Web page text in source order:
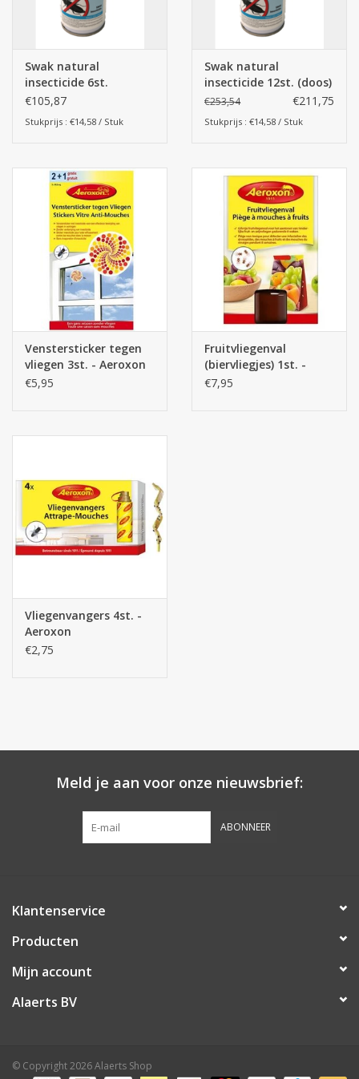
Corona
Sinterklaassnoep
Carnavalssnoep
Paasgeschenken
Swak natural
insecticide 6st.
€105,87
Stukprijs : €14,58 / Stuk
Swak natural
insecticide 12st. (doos)
€253,54 €211,75
Stukprijs : €14,58 / Stuk
Venstersticker tegen
vliegen 3st. - Aeroxon
€5,95
Fruitvliegenval
(biervliegjes) 1st. -
Aeroxon
€7,95
Vliegenvangers 4st. -
Aeroxon
€2,75
Meld je aan voor onze nieuwsbrief:
ABONNEER
Klantenservice
Producten
Mijn account
Alaerts BV
© Copyright 2026 Alaerts Shop